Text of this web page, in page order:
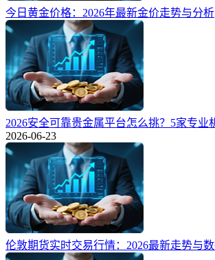
今日黄金价格：2026年最新金价走势与分析
2026安全可靠贵金属平台怎么挑？5家专业
2026-06-23
伦敦期货实时交易行情：2026最新走势与